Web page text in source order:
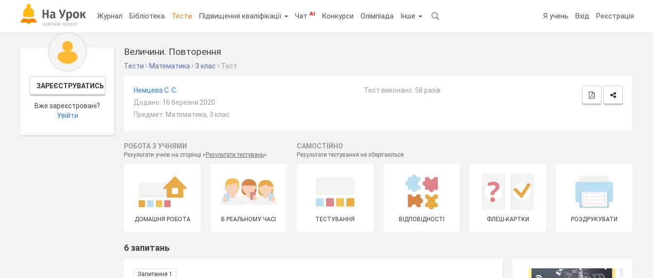
Журнал Бібліотека Тести Підвищення кваліфікації ЧатAI Конкурси Олімпіада Інше Я учень Вхід Реєстрація
ЗАРЕЄСТРУВАТИСЬ
Вже зареєстровані?
Увійти
Величини. Повторення
Тести Математика 3 клас Тест
Немцева С. С.
Додано: 16 березня 2020
Предмет: Математика, 3 клас
Тест виконано: 58 разів
РОБОТА З УЧНЯМИ
Результати учнів на сторінці « Результати тестувань»
САМОСТІЙНО
Результати тестування не зберігаються
ДОМАШНЯ РОБОТА В РЕАЛЬНОМУ ЧАСІ ТЕСТУВАННЯ ВІДПОВІДНОСТІ ФЛЕШ-КАРТКИ РОЗДРУКУВАТИ
6 запитань
Запитання 1